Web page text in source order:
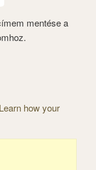
mentése a
Learn how your